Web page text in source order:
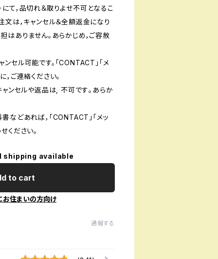
て，品切れ＆取りよせ不可となるこ
文は，キャンセル＆全額返金になり
はありません。あらかじめ，ご容赦
セル可能です。「CONTACT」「メ
，ご連絡ください。
ンセルや返品は, 不可です｡あらか
などあれば，「CONTACT」「メッ
ください。
shipping available
to cart
お住まいの方向け
通報する